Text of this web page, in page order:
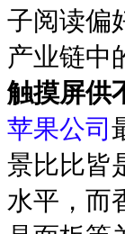
子阅读偏
产业链中
触摸屏供
苹果公司
景比比皆
水平，而